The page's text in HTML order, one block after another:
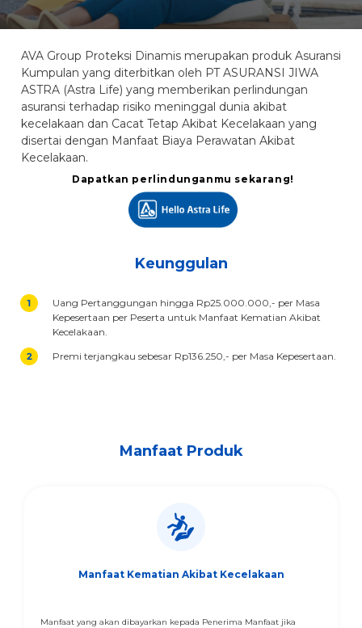
AVA Group Proteksi Dinamis merupakan produk Asuransi
Kumpulan yang diterbitkan oleh PT ASURANSI JIWA
ASTRA (Astra Life) yang memberikan perlindungan
asuransi terhadap risiko meninggal dunia akibat
kecelakaan dan Cacat Tetap Akibat Kecelakaan yang
disertai dengan Manfaat Biaya Perawatan Akibat
Kecelakaan.
Dapatkan perlindunganmu sekarang!
Keunggulan
Uang Pertanggungan hingga Rp25.000.000,- per Masa
Kepesertaan per Peserta untuk Manfaat Kematian Akibat
Kecelakaan.
Premi terjangkau sebesar Rp136.250,- per Masa Kepesertaan.
Manfaat Produk
Manfaat Kematian Akibat Kecelakaan
Manfaat yang akan dibayarkan kepada Penerima Manfaat jika